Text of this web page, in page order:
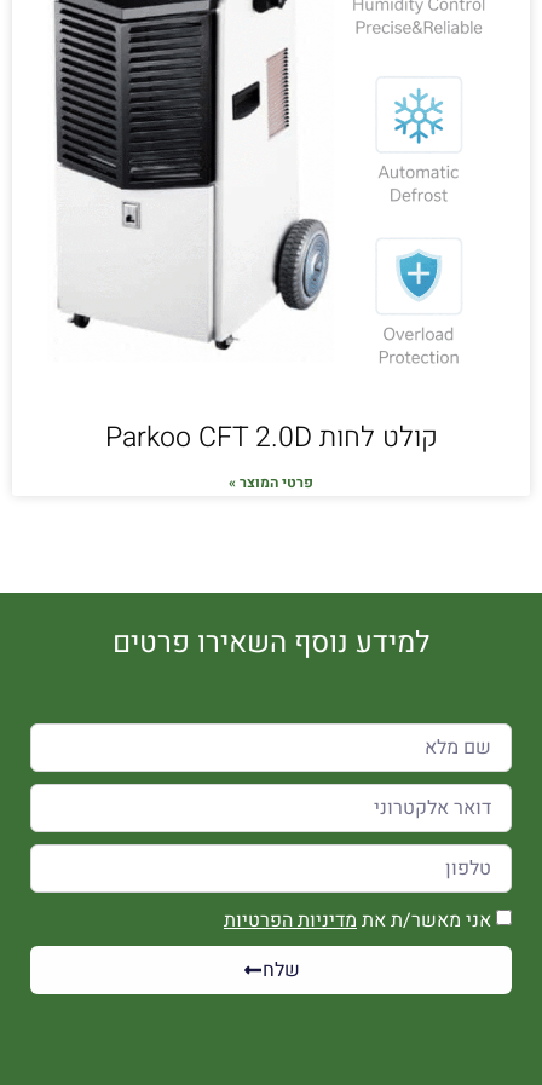
קולט לחות Parkoo CFT 2.0D
פרטי המוצר »
למידע נוסף השאירו פרטים
אני מאשר/ת את מדיניות הפרטיות
שלח